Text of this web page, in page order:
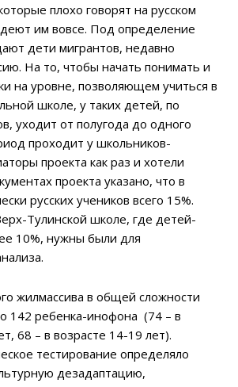
плохо говорят на русском
им вовсе. Под определение
дети мигрантов, недавно
На то, чтобы начать понимать и
на уровне, позволяющем учиться в
школе, у таких детей, по
уходит от полугода до одного
проходит у школьников-
проекта как раз и хотели
проекта указано, что в
русских учеников всего 15%.
Тулинской школе, где детей-
10%, нужны были для
жилмассива в общей сложности
142 ребенка-инофона (74 – в
68 – в возрасте 14-19 лет).
тестирование определяло
дезадаптацию,